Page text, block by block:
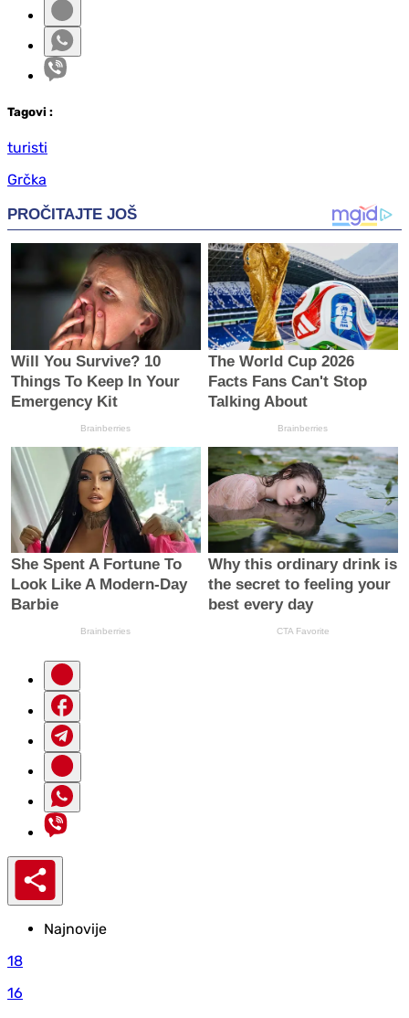
Tagovi :
turisti
Grčka
Najnovije
18
16